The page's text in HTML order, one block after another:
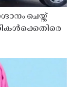
ചെയ്ത്